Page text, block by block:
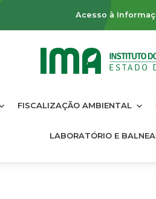
Acesso à
FISCALIZAÇÃO AMBIENTAL
LABORATÓRIO E